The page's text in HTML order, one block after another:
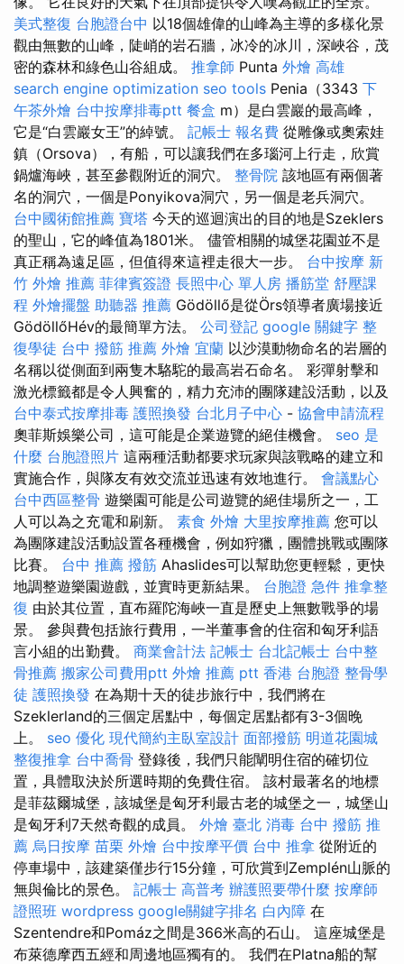
美式整復 台胞證台中 以18個雄偉的山峰為主導的多樣化景
觀由無數的山峰，陡峭的岩石牆，冰冷的冰川，深峽谷，茂
密的森林和綠色山谷組成。 推拿師 Punta 外燴 高雄
search engine optimization seo tools Penia（3343 下
午茶外燴 台中按摩排毒ptt 餐盒 m）是白雲巖的最高峰，
它是“白雲巖女王”的綽號。 記帳士 報名費 從雕像或奧索娃
鎮（Orsova），有船，可以讓我們在多瑙河上行走，欣賞
鍋爐海峽，甚至參觀附近的洞穴。 整骨院 該地區有兩個著
名的洞穴，一個是Ponyikova洞穴，另一個是老兵洞穴。
台中國術館推薦 寶塔 今天的巡迴演出的目的地是Szeklers
的聖山，它的峰值為1801米。 儘管相關的城堡花園並不是
真正稱為遠足區，但值得來這裡走很大一步。 台中按摩 新
竹 外燴 推薦 菲律賓簽證 長照中心 單人房 播筋堂 舒壓課
程 外燴擺盤 助聽器 推薦 Gödöllő是從Örs領導者廣場接近
GödöllőHév的最簡單方法。 公司登記 google 關鍵字 整
復學徒 台中 撥筋 推薦 外燴 宜蘭 以沙漠動物命名的岩層的
名稱以從側面到兩隻木駱駝的最高岩石命名。 彩彈射擊和
激光標籤都是令人興奮的，精力充沛的團隊建設活動，以及
台中泰式按摩排毒 護照換發 台北月子中心 - 協會申請流程
奧菲斯娛樂公司，這可能是企業遊覽的絕佳機會。 seo 是
什麼 台胞證照片 這兩種活動都要求玩家與該戰略的建立和
實施合作，與隊友有效交流並迅速有效地進行。 會議點心
台中西區整骨 遊樂園可能是公司遊覽的絕佳場所之一，工
人可以為之充電和刷新。 素食 外燴 大里按摩推薦 您可以
為團隊建設活動設置各種機會，例如狩獵，團體挑戰或團隊
比賽。 台中 推薦 撥筋 Ahaslides可以幫助您更輕鬆，更快
地調整遊樂園遊戲，並實時更新結果。 台胞證 急件 推拿整
復 由於其位置，直布羅陀海峽一直是歷史上無數戰爭的場
景。 參與費包括旅行費用，一半董事會的住宿和匈牙利語
言小組的出勤費。 商業會計法 記帳士 台北記帳士 台中整
骨推薦 搬家公司費用ptt 外燴 推薦 ptt 香港 台胞證 整骨學
徒 護照換發 在為期十天的徒步旅行中，我們將在
Szeklerland的三個定居點中，每個定居點都有3-3個晚
上。 seo 優化 現代簡約主臥室設計 面部撥筋 明道花園城
整復推拿 台中喬骨 登錄後，我們只能闡明住宿的確切位
置，具體取決於所選時期的免費住宿。 該村最著名的地標
是菲茲爾城堡，該城堡是匈牙利最古老的城堡之一，城堡山
是匈牙利7天然奇觀的成員。 外燴 臺北 消毒 台中 撥筋 推
薦 烏日按摩 苗栗 外燴 台中按摩平價 台中 推拿 從附近的
停車場中，該建築僅步行15分鐘，可欣賞到Zemplén山脈的
無與倫比的景色。 記帳士 高普考 辦護照要帶什麼 按摩師
證照班 wordpress google關鍵字排名 白內障 在
Szentendre和Pomáz之間是366米高的石山。 這座城堡是
布萊德摩西五經和周邊地區獨有的。 我們在Platna船的幫